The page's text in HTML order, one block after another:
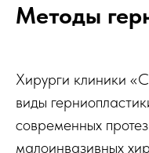
Методы
Хирурги клиники
виды
современных
малоинвазивных